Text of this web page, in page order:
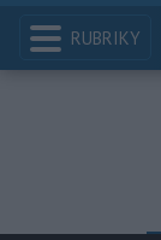
RUBRIKY